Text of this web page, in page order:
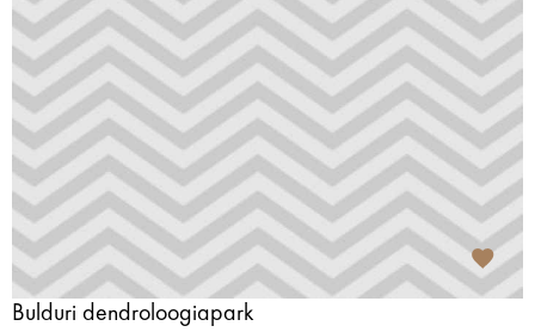
Bulduri dendroloogiapark